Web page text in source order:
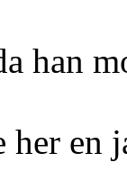
han
her